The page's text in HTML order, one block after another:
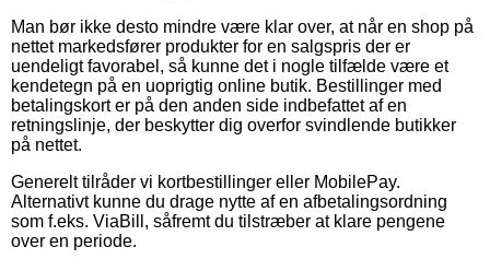
Man bør ikke desto mindre være klar over, at når en shop på
nettet markedsfører produkter for en salgspris der er
uendeligt favorabel, så kunne det i nogle tilfælde være et
kendetegn på en uoprigtig online butik. Bestillinger med
betalingskort er på den anden side indbefattet af en
retningslinje, der beskytter dig overfor svindlende butikker
på nettet.
Generelt tilråder vi kortbestillinger eller MobilePay.
Alternativt kunne du drage nytte af en afbetalingsordning
som f.eks. ViaBill, såfremt du tilstræber at klare pengene
over en periode.